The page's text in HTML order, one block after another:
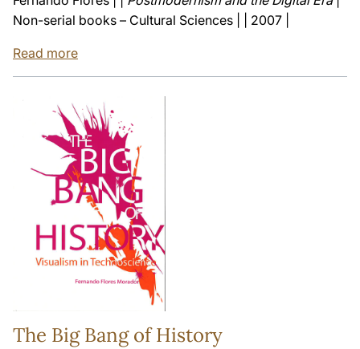
Non-serial books – Cultural Sciences | | 2007 |
Read more
The Big Bang of History